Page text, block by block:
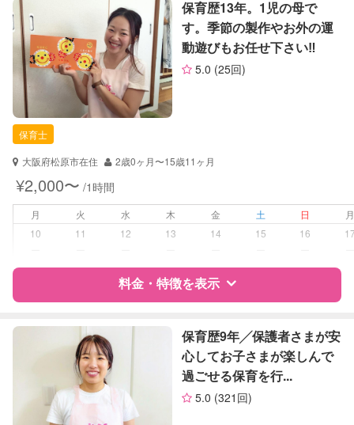
お子様の撮影
（定期特典）
対応不可
サポートの特徴
資格
企業型割引対象(旧内閣府補助対象)
自治体届出済ベビーシッター
保育士
子育て経験
対応可否は個別に相談
レッスン
お引き受けしていません
お子様の撮影
（定期特典）
対応不可
保育歴13年。1児の母で
す。季節の製作やお外の運
動遊びもお任せ下さい‼︎
5.0 (25回)
保育士
大阪府松原市在住
2歳0ヶ月〜15歳11ヶ月
¥2,000〜 /1時間
月 火 水 木 金 土 日
10
11 12 13 14 15 16
料金・特徴を表示
特徴 料金 レビュー
サポートの特徴
保育歴9年╱保護者さまが安
心してお子さまが楽しんで
過ごせる保育を行...
5.0 (321回)